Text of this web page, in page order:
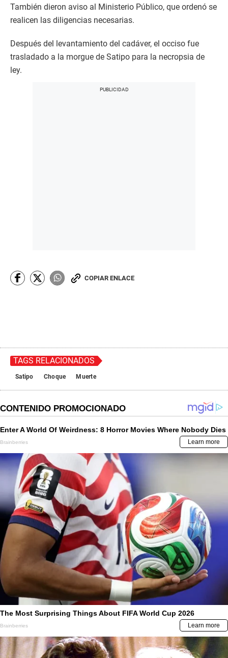
También dieron aviso al Ministerio Público, que ordenó se
realicen las diligencias necesarias.
Después del levantamiento del cadáver, el occiso fue
trasladado a la morgue de Satipo para la necropsia de
ley.
COPIAR ENLACE
TAGS RELACIONADOS
Satipo Choque Muerte